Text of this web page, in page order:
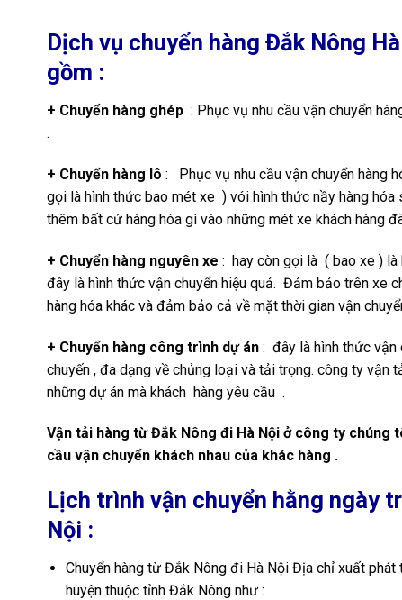
Dịch vụ chuyển hàng Đắk Nông
gồm :
+ Chuyển hàng ghép : Phục vụ nhu cầu vận chuyển
.
+ Chuyển hàng lô : Phục vụ nhu cầu vận chuyển hàng
gọi là hình thức bao mét xe ) vói hình thức nầy hàng
thêm bất cứ hàng hóa gì vào những mét xe khách hàng
+ Chuyển hàng nguyên xe : hay còn gọi là ( bao xe )
đây là hình thức vận chuyển hiệu quả. Đảm bảo trên xe
hàng hóa khác và đảm bảo cả về mặt thời gian vận
+ Chuyển hàng công trình dự án : đây là hình thức vận
chuyến , đa dạng về chủng loại và tải trọng. công ty vận
những dự án mà khách hàng yêu cầu .
Vận tải hàng từ Đắk Nông đi Hà Nội ở công ty chúng
cầu vận chuyển khách nhau của khác hàng .
Lịch trình vận chuyển hằng ngày
Nội :
Chuyển hàng từ Đắk Nông đi Hà Nội Địa chỉ xuất
huyện thuộc tỉnh Đắk Nông như :